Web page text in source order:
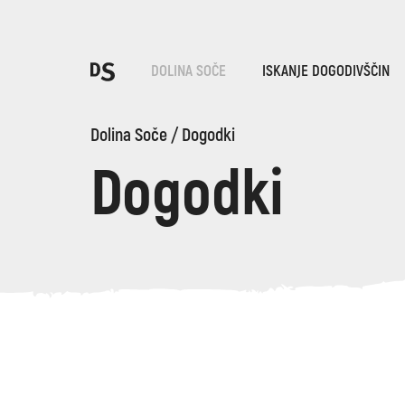
DOLINA SOČE ISKANJE DOGODIVŠČIN
Dolina Soče/Dogodki
Dogodki
TOLMINSKA KORITA